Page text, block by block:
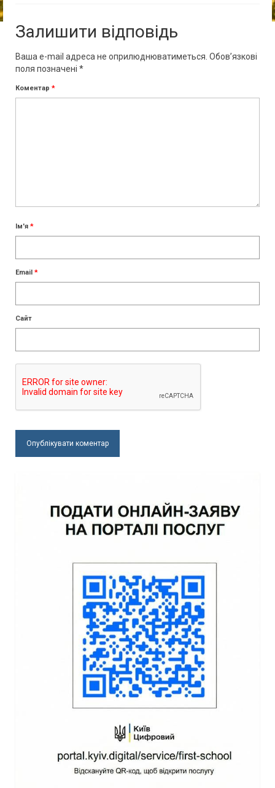
Залишити відповідь
Ваша e-mail адреса не оприлюднюватиметься. Обов’язкові
поля позначені *
Коментар *
Ім'я *
Email *
Сайт